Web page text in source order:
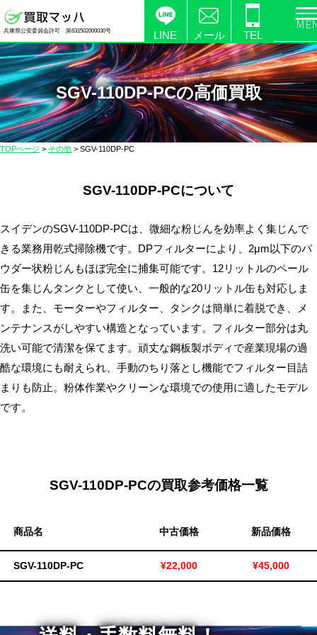
製
品
の
高
価
買
ら
取
マ
ッ
ハ】
料
無
料・
ス
ピ
兵庫県公安委員会許可 第631502000030号 LINE メール TEL
SGV-110DP-PCの高価買取
TOPページ > その他 > SGV-110DP-PC
SGV-110DP-PCについて
スイデンのSGV-110DP-PCは、微細な粉じんを効率よく集じんで
きる業務用乾式掃除機です。DPフィルターにより、2μm以下のパ
ウダー状粉じんもほぼ完全に捕集可能です。12リットルのペール
缶を集じんタンクとして使い、一般的な20リットル缶も対応しま
す。また、モーターやフィルター、タンクは簡単に着脱でき、メ
ンテナンスがしやすい構造となっています。フィルター部分は丸
洗い可能で清潔を保てます。頑丈な鋼板製ボディで産業現場の過
酷な環境にも耐えられ、手動のちり落とし機能でフィルター目詰
まりも防止。粉体作業やクリーンな環境での使用に適したモデル
です。
SGV-110DP-PCの買取参考価格一覧
商品名 中古価格 新品価格
SGV-110DP-PC ¥22,000 ¥45,000